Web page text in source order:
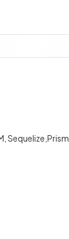
Sequelize,Prism